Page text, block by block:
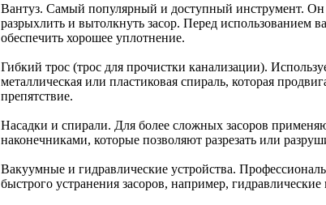
Вантуз. Самый популярный и доступный инструмент. Он
разрыхлить и вытолкнуть засор. Перед использованием
обеспечить хорошее уплотнение.
Гибкий трос (трос для прочистки канализации).
металлическая или пластиковая спираль, которая
препятствие.
Насадки и спирали. Для более сложных засоров
наконечниками, которые позволяют разрезать или
Вакуумные и гидравлические устройства.
быстрого устранения засоров, например,